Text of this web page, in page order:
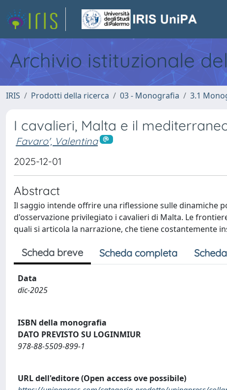
Archivio istituzionale
IRIS Prodotti della ricerca 03 - Monografia 3.1
I cavalieri, Malta e il
Favaro', Valentina
2025-12-01
Abstract
Il saggio intende offrire una riflessione sulle dinamiche
d'osservazione privilegiato i cavalieri di Malta. Le
quali si articola la narrazione, che tiene costantemente
Scheda breve Scheda completa
Data
dic-2025
ISBN della monografia
DATO PREVISTO SU LOGINMIUR
978-88-5509-899-1
URL dell'editore (Open access ove possibile)